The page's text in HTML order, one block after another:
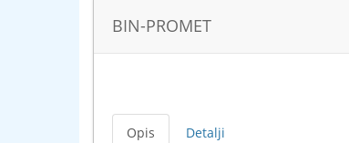
BIN-PROMET
Opis Detalji